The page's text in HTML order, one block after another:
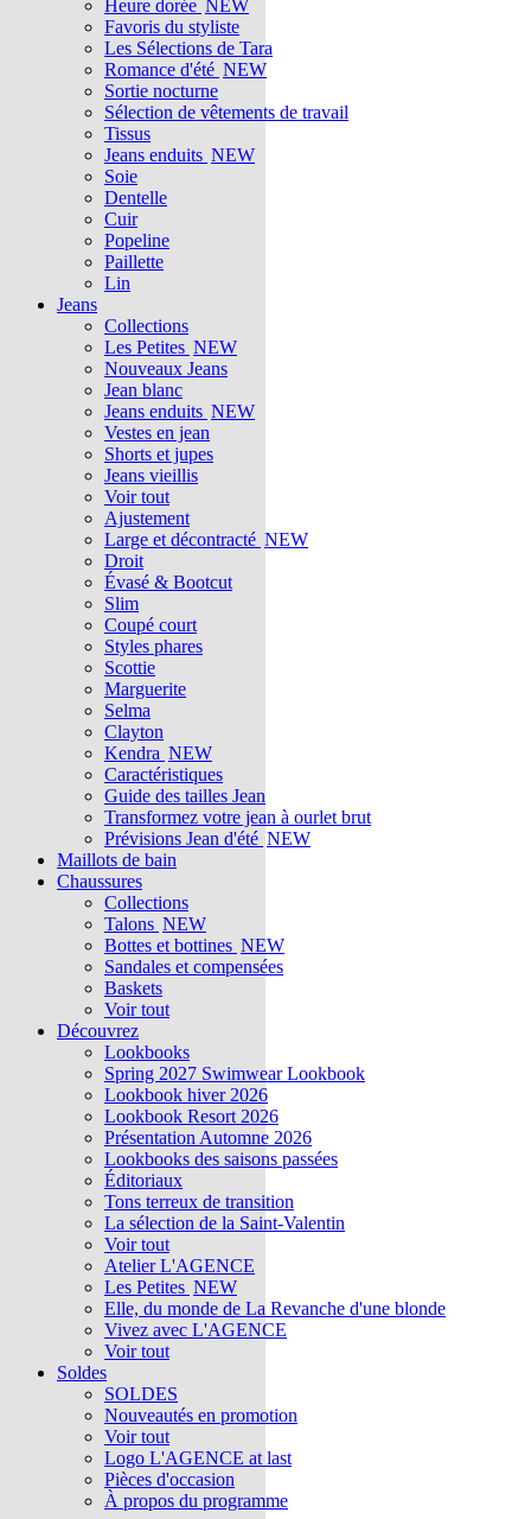
Heure dorée NEW
Favoris du styliste
Les Sélections de Tara
Romance d'été NEW
Sortie nocturne
Sélection de vêtements de travail
Tissus
Jeans enduits NEW
Soie
Dentelle
Cuir
Popeline
Paillette
Lin
Jeans
Collections
Les Petites NEW
Nouveaux Jeans
Jean blanc
Jeans enduits NEW
Vestes en jean
Shorts et jupes
Jeans vieillis
Voir tout
Ajustement
Large et décontracté NEW
Droit
Évasé & Bootcut
Slim
Coupé court
Styles phares
Scottie
Marguerite
Selma
Clayton
Kendra NEW
Caractéristiques
Guide des tailles Jean
Transformez votre jean à ourlet brut
Prévisions Jean d'été NEW
Maillots de bain
Chaussures
Collections
Talons NEW
Bottes et bottines NEW
Sandales et compensées
Baskets
Voir tout
Découvrez
Lookbooks
Spring 2027 Swimwear Lookbook
Lookbook hiver 2026
Lookbook Resort 2026
Présentation Automne 2026
Lookbooks des saisons passées
Éditoriaux
Tons terreux de transition
La sélection de la Saint-Valentin
Voir tout
Atelier L'AGENCE
Les Petites NEW
Elle, du monde de La Revanche d'une blonde
Vivez avec L'AGENCE
Voir tout
Soldes
SOLDES
Nouveautés en promotion
Voir tout
Logo L'AGENCE at last
Pièces d'occasion
À propos du programme